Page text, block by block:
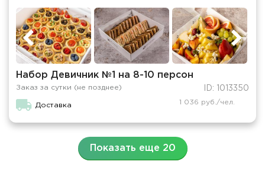
Набор Девичник №1 на 8-10 персон
Заказ за сутки (не позднее) ID: 1013350
Доставка 1 036 руб./чел.
Показать еще 20